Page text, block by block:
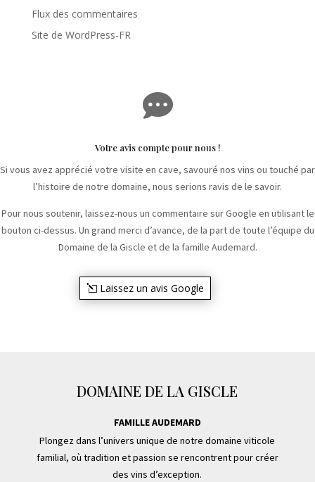
Flux des commentaires
Site de WordPress-FR

Votre avis compte pour nous !
Si vous avez apprécié votre visite en cave, savouré nos vins ou touché par
l’histoire de notre domaine, nous serions ravis de le savoir.
Pour nous soutenir, laissez-nous un commentaire sur Google en utilisant le
bouton ci-dessus. Un grand merci d’avance, de la part de toute l’équipe du
Domaine de la Giscle et de la famille Audemard.
Laissez un avis Google
DOMAINE DE LA GISCLE
FAMILLE AUDEMARD
Plongez dans l’univers unique de notre domaine viticole
familial, où tradition et passion se rencontrent pour créer
des vins d’exception.